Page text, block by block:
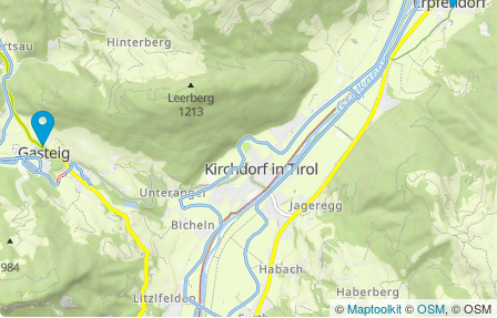
©Maptoolkit©OSM, © OSM